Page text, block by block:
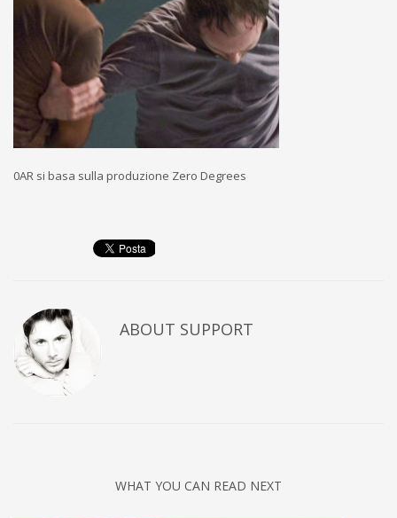
0AR si basa sulla produzione Zero Degrees
ABOUT SUPPORT
WHAT YOU CAN READ NEXT